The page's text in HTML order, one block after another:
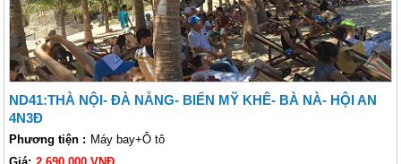
ND41:THÀ NỘI- ĐÀ NẴNG- BIỂN MỸ KHÊ- BÀ NÀ- HỘI AN
4N3Đ
Phương tiện : Máy bay+Ô tô